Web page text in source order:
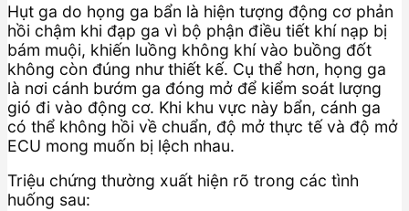
Hụt ga do họng ga bẩn là hiện tượng động cơ phản
hồi chậm khi đạp ga vì bộ phận điều tiết khí nạp bị
bám muội, khiến luồng không khí vào buồng đốt
không còn đúng như thiết kế. Cụ thể hơn, họng ga
là nơi cánh bướm ga đóng mở để kiểm soát lượng
gió đi vào động cơ. Khi khu vực này bẩn, cánh ga
có thể không hồi về chuẩn, độ mở thực tế và độ mở
ECU mong muốn bị lệch nhau.
Triệu chứng thường xuất hiện rõ trong các tình
huống sau: